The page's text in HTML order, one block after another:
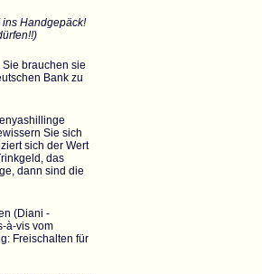
ins Handgepäck!
brauchen sie
Bank zu
Sie sich
sich der Wert
das
dann sind die
(Diani -
à-vis vom
Freischalten für